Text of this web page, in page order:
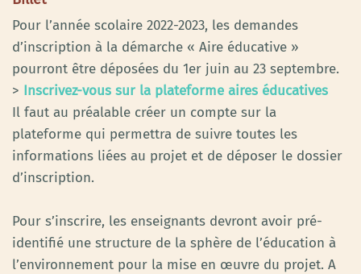
Pour l’année scolaire 2022-2023, les demandes
d’inscription à la démarche « Aire éducative »
pourront être déposées du 1er juin au 23 septembre.
> Inscrivez-vous sur la plateforme aires éducatives
Il faut au préalable créer un compte sur la
plateforme qui permettra de suivre toutes les
informations liées au projet et de déposer le dossier
d’inscription.
Pour s’inscrire, les enseignants devront avoir pré-
identifié une structure de la sphère de l’éducation à
l’environnement pour la mise en œuvre du projet. A